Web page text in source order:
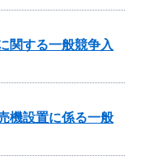
関する一般競争入
機設置に係る一般